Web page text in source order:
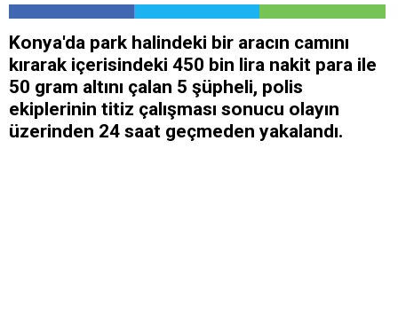
Konya'da park halindeki bir aracın camını
kırarak içerisindeki 450 bin lira nakit para ile
50 gram altını çalan 5 şüpheli, polis
ekiplerinin titiz çalışması sonucu olayın
üzerinden 24 saat geçmeden yakalandı.